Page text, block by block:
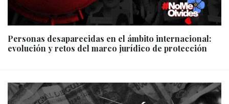
Personas desaparecidas en el ámbito internacional:
evolución y retos del marco jurídico de protección